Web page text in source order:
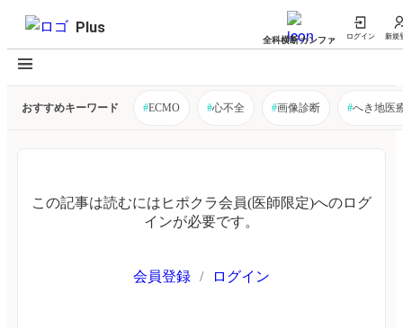
Plus
全科横断カンファ ログイン 新規
おすすめキーワード #ECMO #心不全 #画像診断 #へき地医
この記事は読むにはヒポクラ会員(医師限定)へのログ
インが必要です。
会員登録 / ログイン